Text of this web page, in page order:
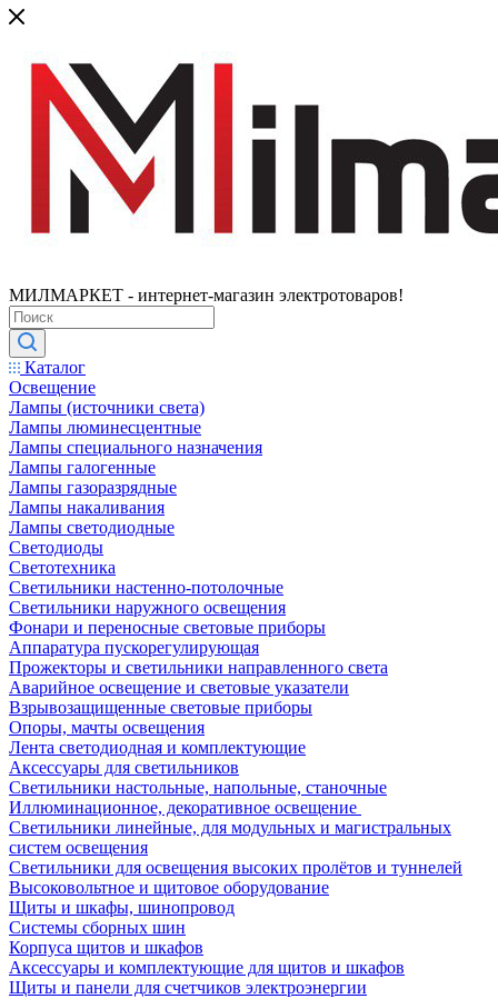
МИЛМАРКЕТ - интернет-магазин электротоваров!
Каталог
Освещение
Лампы (источники света)
Лампы люминесцентные
Лампы специального назначения
Лампы галогенные
Лампы газоразрядные
Лампы накаливания
Лампы светодиодные
Светодиоды
Светотехника
Светильники настенно-потолочные
Светильники наружного освещения
Фонари и переносные световые приборы
Аппаратура пускорегулирующая
Прожекторы и светильники направленного света
Аварийное освещение и световые указатели
Взрывозащищенные световые приборы
Опоры, мачты освещения
Лента светодиодная и комплектующие
Аксессуары для светильников
Светильники настольные, напольные, станочные
Иллюминационное, декоративное освещение
Светильники линейные, для модульных и магистральных
систем освещения
Светильники для освещения высоких пролётов и туннелей
Высоковольтное и щитовое оборудование
Щиты и шкафы, шинопровод
Системы сборных шин
Корпуса щитов и шкафов
Аксессуары и комплектующие для щитов и шкафов
Щиты и панели для счетчиков электроэнергии